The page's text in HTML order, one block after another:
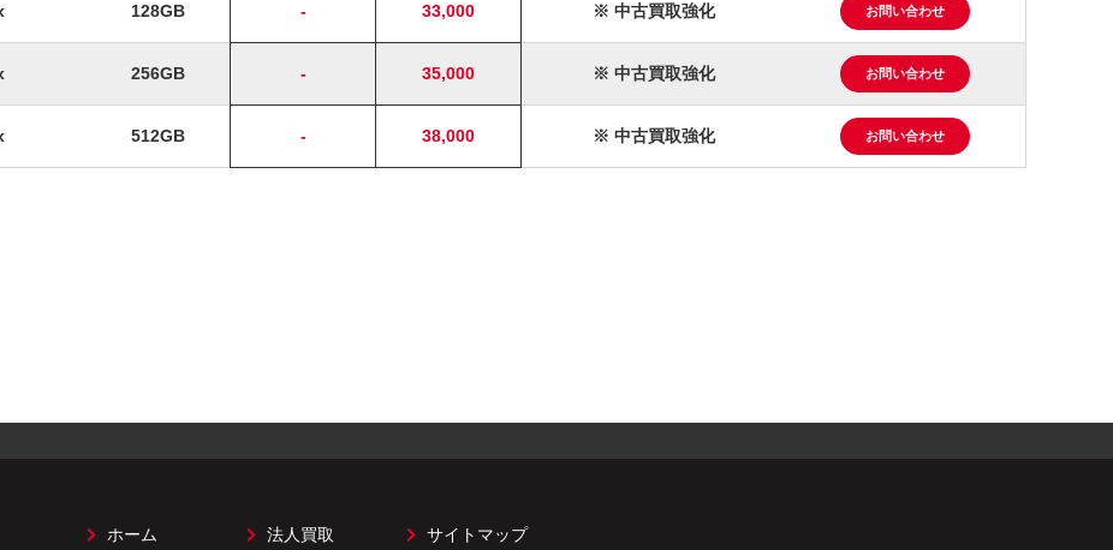
128GB - 33,000 ※ 中古買取強化 お問い合わせ
256GB - 35,000 ※ 中古買取強化 お問い合わせ
512GB - 38,000 ※ 中古買取強化 お問い合わせ
ホーム 法人買取 サイトマップ